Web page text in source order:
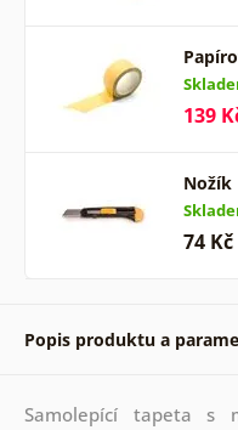
139
Nožík
74 Kč
Popis produktu a
Samolepící tapeta s